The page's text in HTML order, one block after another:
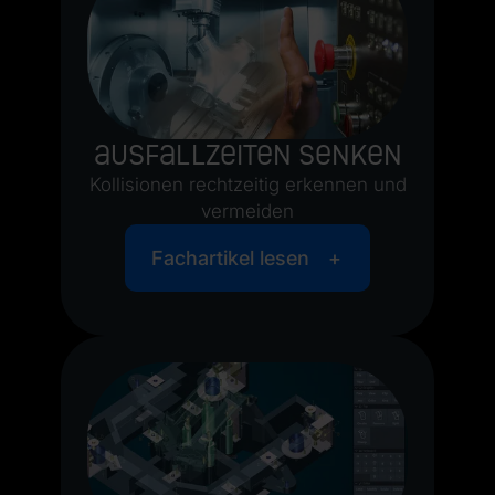
Ausfallzeiten senken
Kollisionen rechtzeitig erkennen und
vermeiden
Fachartikel lesen